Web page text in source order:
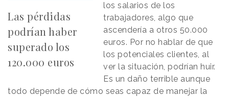
Las pérdidas
podrían haber
superado los
120.000 euros
los salarios de los
trabajadores, algo que
ascendería a otros 50.000
euros. Por no hablar de que
los potenciales clientes, al
ver la situación, podrían huir.
Es un daño terrible aunque
todo depende de cómo seas capaz de manejar la